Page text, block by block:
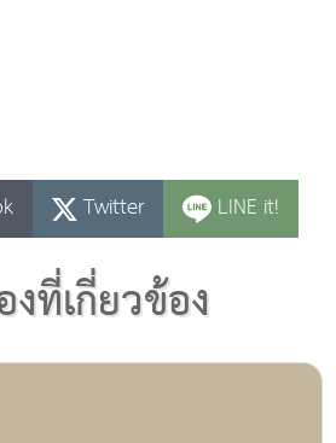
Twitter LINE it!
งที่เกี่ยวข้อง